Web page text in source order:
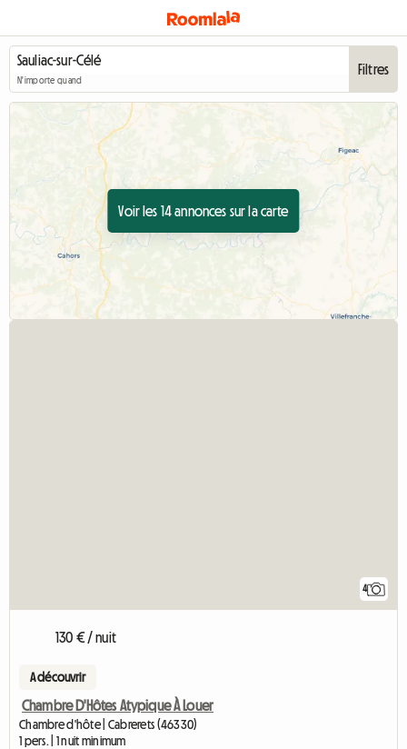
N'importe quand
Filtres
Voir les 14 annonces sur la carte
4
130 € / nuit
A découvrir
Chambre D'Hôtes Atypique À Louer
Chambre d'hôte | Cabrerets (46330)
1 pers. | 1 nuit minimum